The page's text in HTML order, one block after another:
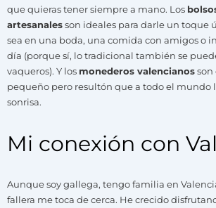
que quieras tener siempre a mano. Los
artesanalesson ideales para darle un toque
sea en una boda, una comida con amigos o
día (porque sí, lo tradicional también se
vaqueros). Y los monederos valencianosson
pequeño pero resultón que a todo el mundo
sonrisa.
Mi conexión con
Aunque soy gallega, tengo familia en
fallera me toca de cerca. He crecido